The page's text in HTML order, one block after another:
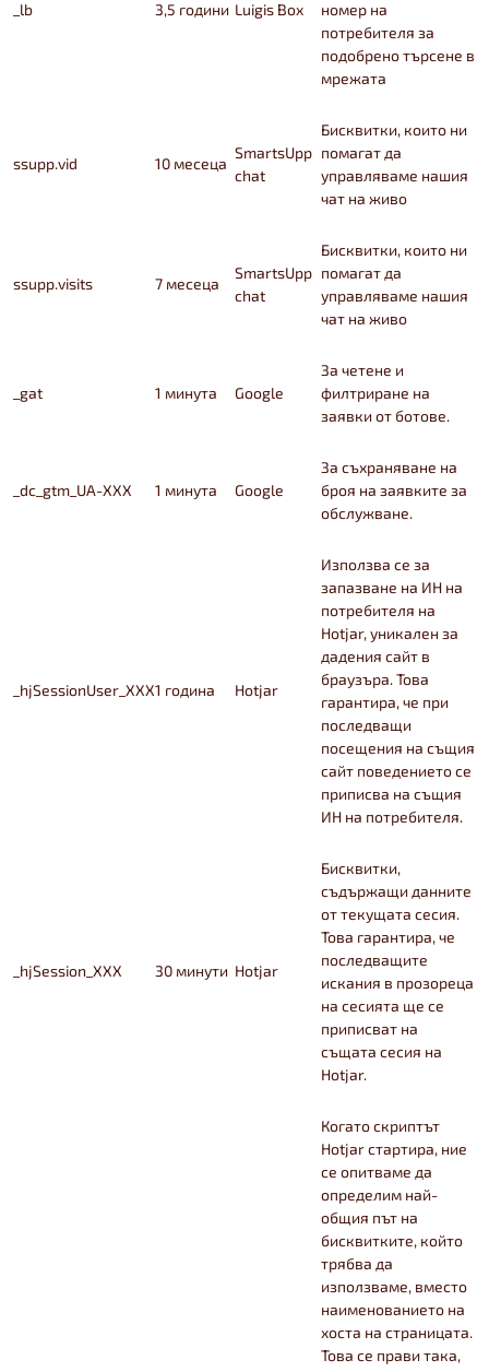
_lb 3,5 години Luigis Box
номер на
потребителя за
подобрено търсене в
мрежата
ssupp.vid 10 месеца
SmartsUpp
chat
Бисквитки, които ни
помагат да
управляваме нашия
чат на живо
ssupp.visits 7 месеца
SmartsUpp
chat
Бисквитки, които ни
помагат да
управляваме нашия
чат на живо
_gat 1 минута Google
За четене и
филтриране на
заявки от ботове.
_dc_gtm_UA-XXX 1 минута Google
За съхраняване на
броя на заявките за
обслужване.
_hjSessionUser_XXX1 година Hotjar
Използва се за
запазване на ИН на
потребителя на
Hotjar, уникален за
дадения сайт в
браузъра. Това
гарантира, че при
последващи
посещения на същия
сайт поведението се
приписва на същия
ИН на потребителя.
_hjSession_XXX 30 минути Hotjar
Бисквитки,
съдържащи данните
от текущата сесия.
Това гарантира, че
последващите
искания в прозореца
на сесията ще се
приписват на
същата сесия на
Hotjar.
Когато скриптът
Hotjar стартира, ние
се опитваме да
определим най-
общия път на
бисквитките, който
трябва да
използваме, вместо
наименованието на
хоста на страницата.
Това се прави така,